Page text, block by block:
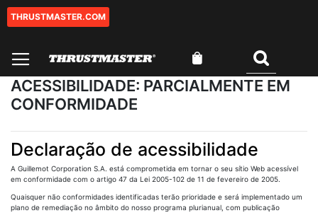
Conteúdo
THRUSTMASTER.COM
O Meu Carrinho
ACESSIBILIDADE: PARCIALMENTE EM
CONFORMIDADE
Declaração de acessibilidade
A Guillemot Corporation S.A. está comprometida em tornar o seu sítio Web acessível
em conformidade com o artigo 47 da Lei 2005-102 de 11 de fevereiro de 2005.
Quaisquer não conformidades identificadas terão prioridade e será implementado um
plano de remediação no âmbito do nosso programa plurianual, com publicação